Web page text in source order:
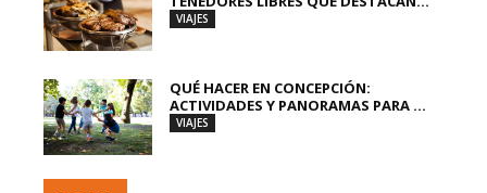
VIAJES
QUÉ HACER EN CONCEPCIÓN:
ACTIVIDADES Y PANORAMAS PARA ...
VIAJES